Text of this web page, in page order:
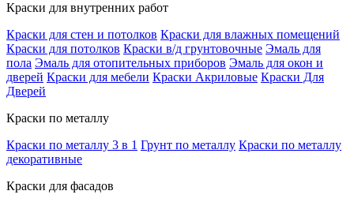
Краски для внутренних работ
Краски для стен и потолков Краски для влажных помещений
Краски для потолков Краски в/д грунтовочные Эмаль для
пола Эмаль для отопительных приборов Эмаль для окон и
дверей Краски для мебели Краски Акриловые Краски Для
Дверей
Краски по металлу
Краски по металлу 3 в 1 Грунт по металлу Краски по металлу
декоративные
Краски для фасадов